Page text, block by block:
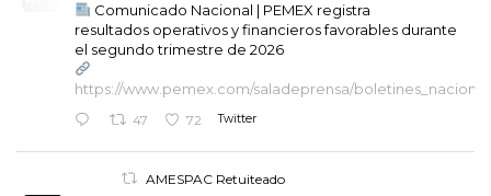
Comunicado Nacional | PEMEX registra
resultados operativos y financieros favorables durante
el segundo trimestre de 2026
https://www.pemex.com/saladeprensa/
47 72 Twitter
AMESPAC Retuiteado